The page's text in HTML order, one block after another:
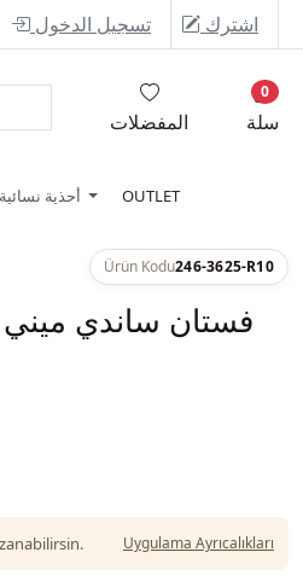
تسجيل الدخول اشترك
المفضلات سلة
0
OUTLET
Ürün Kodu246-3625-R10
فستان ساندي
Uygulama Ayrıcalıkları